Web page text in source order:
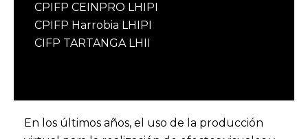
CPIFP CEINPRO LHIPI
CPIFP Harrobia LHIPI
CIFP TARTANGA LHII
En los últimos años, el uso de la producción